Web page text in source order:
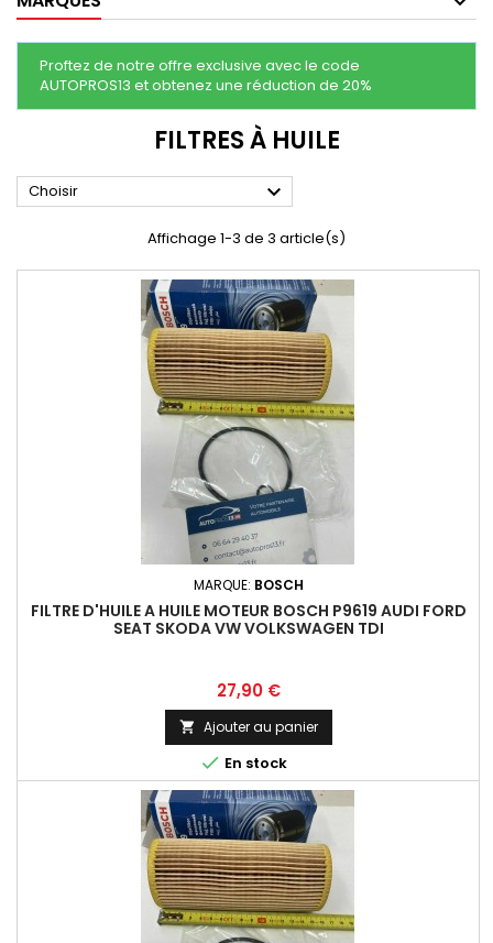
Proftez de notre offre exclusive avec le code
AUTOPROS13 et obtenez une réduction de 20%
FILTRES À HUILE
Choisir 
Affichage 1-3 de 3 article(s)
MARQUE: BOSCH
FILTRE D'HUILE A HUILE MOTEUR BOSCH P9619 AUDI FORD
SEAT SKODA VW VOLKSWAGEN TDI
Prix
27,90 €
 Ajouter au panier
 En stock